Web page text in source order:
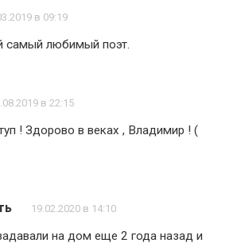
в 09:19
самый любимый поэт.
в 22:15
! Здорово в веках , Владимир ! (
19.02.2020 в 14:10
на дом еще 2 года назад и